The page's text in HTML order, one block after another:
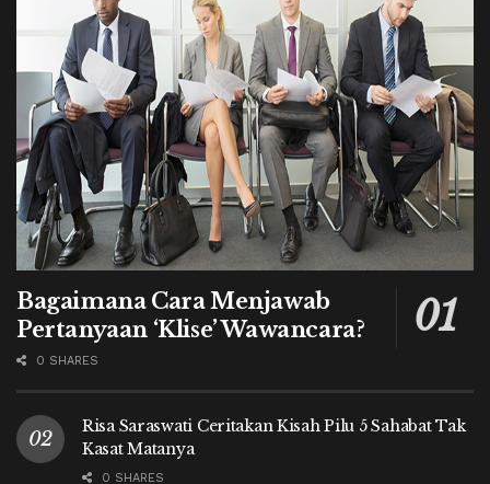
Bagaimana Cara Menjawab
Pertanyaan ‘Klise’ Wawancara?
0 SHARES
Risa Saraswati Ceritakan Kisah Pilu 5 Sahabat Tak
Kasat Matanya
0 SHARES